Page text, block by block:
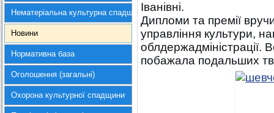
Нематеріальна культурна спадщина
Новини
Нормативна база
Оголошення (загальні)
Охорона культурної спадщини
Іванівні.
Дипломи та премії
управління культури,
облдержадміністрації.
побажала подальших